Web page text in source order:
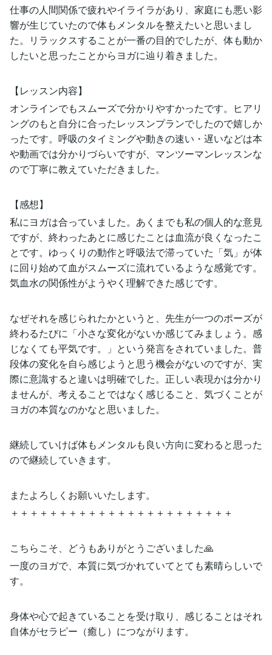
仕事の人間関係で疲れやイライラがあり、家庭にも悪い影
響が生じていたので体もメンタルを整えたいと思いまし
た。リラックスすることが一番の目的でしたが、体も動か
したいと思ったことからヨガに辿り着きました。
【レッスン内容】
オンラインでもスムーズで分かりやすかったです。ヒアリ
ングのもと自分に合ったレッスンプランでしたので嬉しか
ったです。呼吸のタイミングや動きの速い・遅いなどは本
や動画では分かりづらいですが、マンツーマンレッスンな
ので丁寧に教えていただきました。
【感想】
私にヨガは合っていました。あくまでも私の個人的な意見
ですが、終わったあとに感じたことは血流が良くなったこ
とです。ゆっくりの動作と呼吸法で滞っていた「気」が体
に回り始めて血がスムーズに流れているような感覚です。
気血水の関係性がようやく理解できた感じです。
なぜそれを感じられたかというと、先生が一つのポーズが
終わるたびに「小さな変化がないか感じてみましょう。感
じなくても平気です。」という発言をされていました。普
段体の変化を自ら感じようと思う機会がないのですが、実
際に意識すると違いは明確でした。正しい表現かは分かり
ませんが、考えることではなく感じること、気づくことが
ヨガの本質なのかなと思いました。
継続していけば体もメンタルも良い方向に変わると思った
ので継続していきます。
またよろしくお願いいたします。
＋＋＋＋＋＋＋＋＋＋＋＋＋＋＋＋＋＋＋＋＋＋＋
こちらこそ、どうもありがとうございました🙏
一度のヨガで、本質に気づかれていてとても素晴らしいで
す。
身体や心で起きていることを受け取り、感じることはそれ
自体がセラピー（癒し）につながります。